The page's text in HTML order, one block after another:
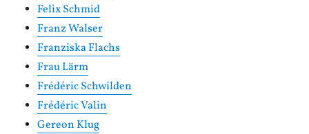
Felix Schmid
Franz Walser
Franziska Flachs
Frau Lärm
Frédéric Schwilden
Frédéric Valin
Gereon Klug